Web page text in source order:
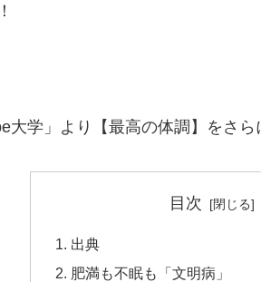
大学」より【最高の体調】をさら
目次
出典
肥満も不眠も「文明病」